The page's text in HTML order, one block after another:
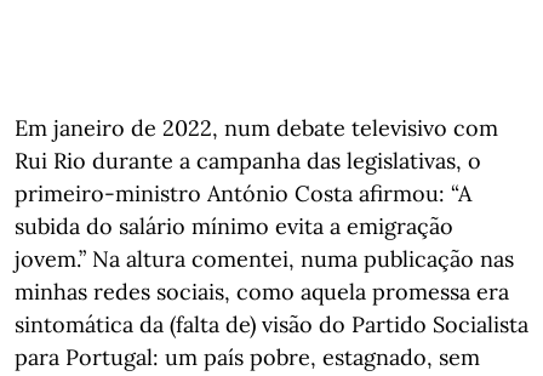
Em janeiro de 2022, num debate televisivo com
Rui Rio durante a campanha das legislativas, o
primeiro-ministro António Costa afirmou: “A
subida do salário mínimo evita a emigração
jovem.” Na altura comentei, numa publicação nas
minhas redes sociais, como aquela promessa era
sintomática da (falta de) visão do Partido Socialista
para Portugal: um país pobre, estagnado, sem